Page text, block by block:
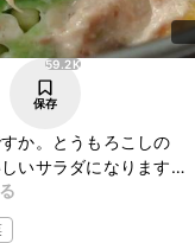
59.2K
保存
か。とうもろこしの
いサラダになります
ることでさらに風味豊
。